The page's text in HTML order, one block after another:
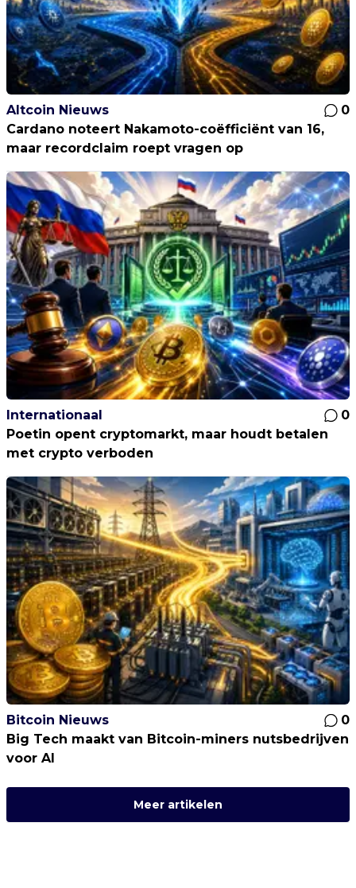
Altcoin Nieuws
0
Cardano noteert Nakamoto-coëfficiënt van 16,
maar recordclaim roept vragen op
Internationaal
0
Poetin opent cryptomarkt, maar houdt betalen
met crypto verboden
Bitcoin Nieuws
0
Big Tech maakt van Bitcoin-miners nutsbedrijven
voor AI
Meer artikelen